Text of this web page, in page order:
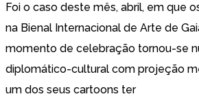
Foi o caso deste mês, abril, em que
na Bienal Internacional de Arte de
momento de celebração tornou-se
diplomático-cultural com projeção
um dos seus cartoons ter